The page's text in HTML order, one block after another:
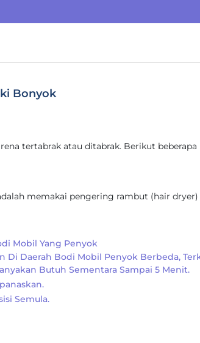
Bonyok
tertabrak atau ditabrak. Berikut beberapa
memakai pengering rambut (hair dryer)
Mobil Yang Penyok
Di Daerah Bodi Mobil Penyok Berbeda,
Butuh Sementara Sampai 5 Menit.
Semula.